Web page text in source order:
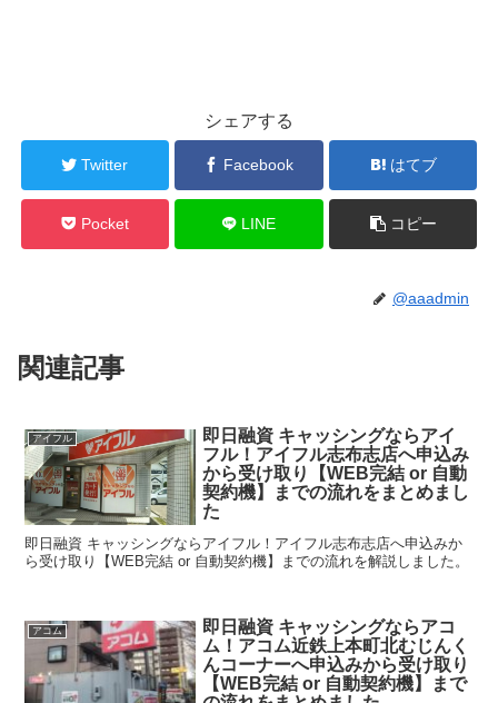
シェアする
Twitter Facebook はてブ
Pocket LINE コピー
@aaadmin
関連記事
アイフル
即日融資 キャッシングならアイ
フル！アイフル志布志店へ申込み
から受け取り【WEB完結 or 自動
契約機】までの流れをまとめまし
た
即日融資 キャッシングならアイフル！アイフル志布志店へ申込みか
ら受け取り【WEB完結 or 自動契約機】までの流れを解説しました。
アコム
即日融資 キャッシングならアコ
ム！アコム近鉄上本町北むじんく
んコーナーへ申込みから受け取り
【WEB完結 or 自動契約機】まで